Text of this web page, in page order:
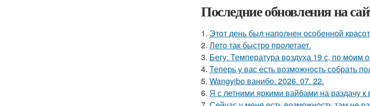
Последние обновления на
1. Этот день был наполнен особенной
2. Лето так быстро пролетает.
3. Бегу. Температура воздуха 19 с, по моим
4. Теперь у вас есть возможность собрать
5. Wangyibo ванибо. 2026. 07. 22.
6. Я с летними яркими вайбами на раздачу к